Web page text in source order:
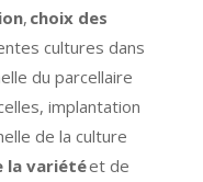
, choix des
cultures dans
du parcellaire
implantation
de la culture
la variétéet de